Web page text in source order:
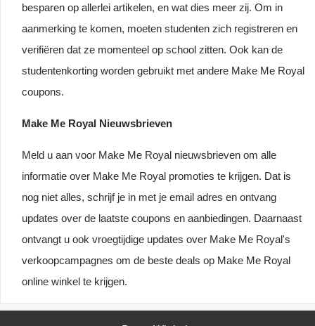
besparen op allerlei artikelen, en wat dies meer zij. Om in
aanmerking te komen, moeten studenten zich registreren en
verifiëren dat ze momenteel op school zitten. Ook kan de
studentenkorting worden gebruikt met andere Make Me Royal
coupons.
Make Me Royal Nieuwsbrieven
Meld u aan voor Make Me Royal nieuwsbrieven om alle
informatie over Make Me Royal promoties te krijgen. Dat is
nog niet alles, schrijf je in met je email adres en ontvang
updates over de laatste coupons en aanbiedingen. Daarnaast
ontvangt u ook vroegtijdige updates over Make Me Royal's
verkoopcampagnes om de beste deals op Make Me Royal
online winkel te krijgen.